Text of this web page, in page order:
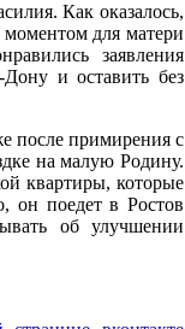
Как оказалось,
для матери
заявления
и оставить без
после примирения с
на малую Родину.
квартиры, которые
он поедет в Ростов
об улучшении